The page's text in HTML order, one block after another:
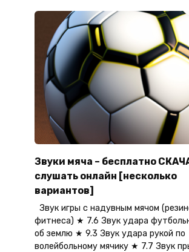
Звуки мяча – бесплатно
слушать онлайн [несколько
вариантов]
Звук игры с надувным мячом
фитнеса) ★ 7.6 Звук удара
об землю ★ 9.3 Звук удара рукой по
волейбольному мячику ★ 7.7 Звук